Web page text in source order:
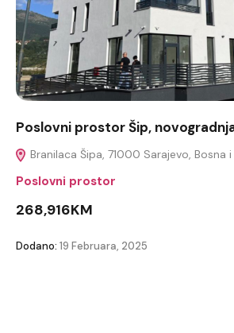
Poslovni prostor Šip,
Branilaca Šipa, 71000 Sarajevo, Bosna
Poslovni prostor
268,916KM
Dodano: 19 Februara, 2025